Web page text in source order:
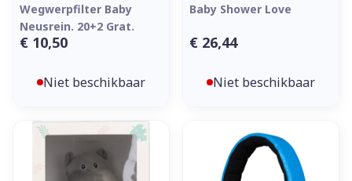
Wegwerpfilter Baby
Neusrein. 20+2 Grat.
€ 10,50
Niet beschikbaar
Baby Shower Love
€ 26,44
Niet beschikbaar